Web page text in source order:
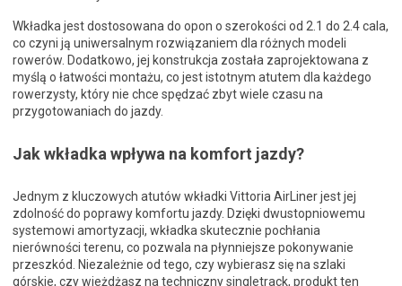
Wkładka jest dostosowana do opon o szerokości od 2.1 do 2.4 cala,
co czyni ją uniwersalnym rozwiązaniem dla różnych modeli
rowerów. Dodatkowo, jej konstrukcja została zaprojektowana z
myślą o łatwości montażu, co jest istotnym atutem dla każdego
rowerzysty, który nie chce spędzać zbyt wiele czasu na
przygotowaniach do jazdy.
Jak wkładka wpływa na komfort jazdy?
Jednym z kluczowych atutów wkładki Vittoria AirLiner jest jej
zdolność do poprawy komfortu jazdy. Dzięki dwustopniowemu
systemowi amortyzacji, wkładka skutecznie pochłania
nierówności terenu, co pozwala na płynniejsze pokonywanie
przeszkód. Niezależnie od tego, czy wybierasz się na szlaki
górskie, czy wjeżdżasz na techniczny singletrack, produkt ten